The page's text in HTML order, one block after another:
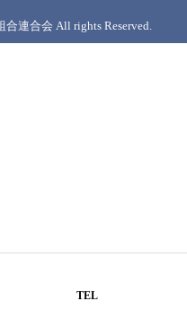
連合会 All rights Reserved.
TEL